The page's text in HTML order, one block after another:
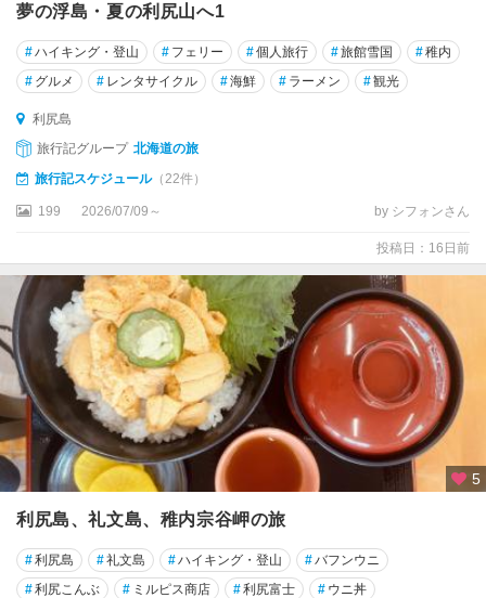
岩
沢
内
・
宗
島
（
奥
尻
・
利
尻
・
礼
文
）
尻
島
夢の浮島・夏の利尻山へ1
#ハイキング・登山 # フェリー #個人旅行 #旅館雪国 #稚内
# グルメ # レンタサイクル #海鮮 # ラーメン #観光
利尻島
旅行記グループ 北海道の旅
旅行記スケジュール（22件）
199 2026/07/09～ by シフォンさん
投稿日：16日前
5
利尻島、礼文島、稚内宗谷岬の旅
#利尻島 #礼文島 #ハイキング・登山 #バフンウニ
#利尻こんぶ # ミルピス商店 #利尻富士 # ウニ丼